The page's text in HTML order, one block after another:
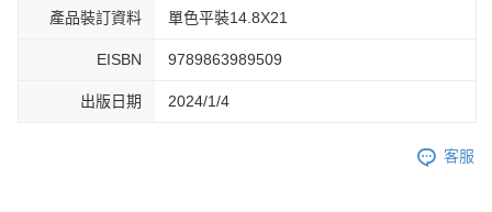
產品裝訂資料 單色平裝14.8X21
EISBN 9789863989509
出版日期 2024/1/4
客服